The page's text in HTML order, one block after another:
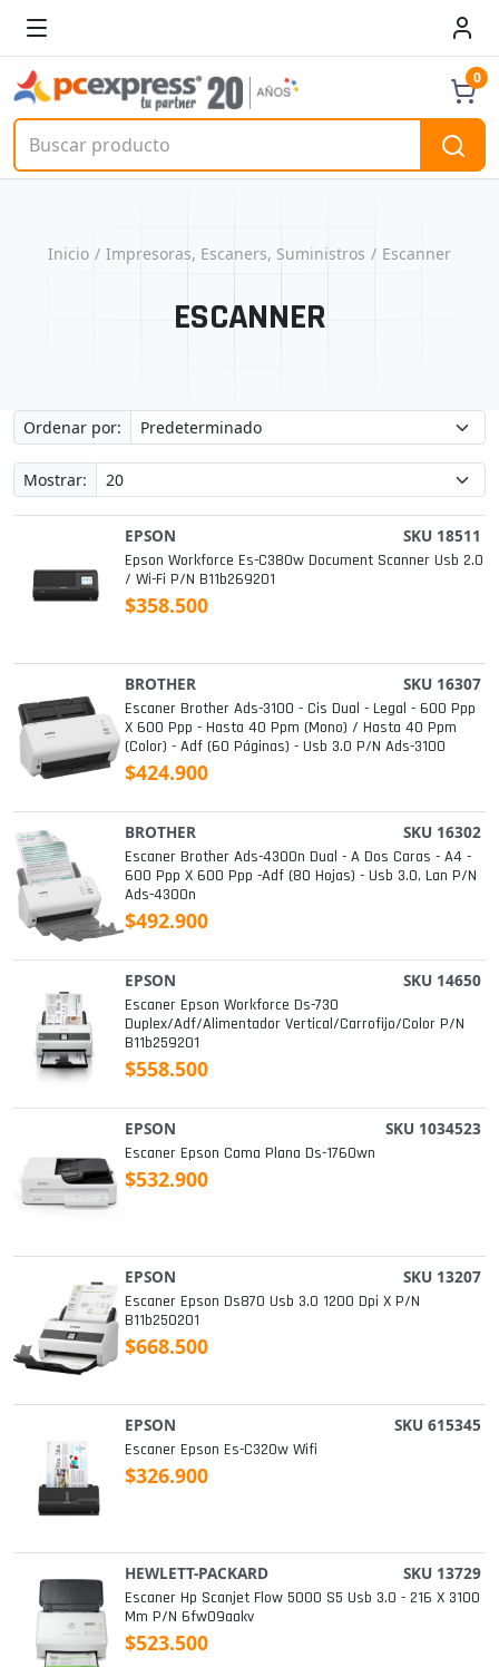
0
Inicio Impresoras, Escaners, Suministros Escanner
ESCANNER
Ordenar por:
Mostrar:
EPSON SKU 18511
Epson Workforce Es-C380w Document Scanner Usb 2.0
/ Wi-Fi P/n B11b269201
$358.500
BROTHER SKU 16307
Escaner Brother Ads-3100 - Cis Dual - Legal - 600 Ppp
X 600 Ppp - Hasta 40 Ppm (mono) / Hasta 40 Ppm
(color) - Adf (60 Páginas) - Usb 3.0 P/n Ads-3100
$424.900
BROTHER SKU 16302
Escaner Brother Ads-4300n Dual - A Dos Caras - A4 -
600 Ppp X 600 Ppp -adf (80 Hojas) - Usb 3.0, Lan P/n
Ads-4300n
$492.900
EPSON SKU 14650
Escaner Epson Workforce Ds-730
Duplex/adf/alimentador Vertical/carrofijo/color P/n
B11b259201
$558.500
EPSON SKU 1034523
Escaner Epson Cama Plana Ds-1760wn
$532.900
EPSON SKU 13207
Escaner Epson Ds870 Usb 3.0 1200 Dpi X P/n
B11b250201
$668.500
EPSON SKU 615345
Escaner Epson Es-C320w Wifi
$326.900
HEWLETT-PACKARD SKU 13729
Escaner Hp Scanjet Flow 5000 S5 Usb 3.0 - 216 X 3100
Mm P/n 6fw09aakv
$523.500